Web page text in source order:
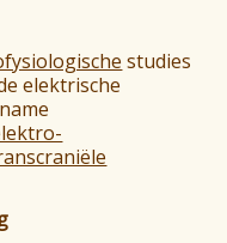
studies
elektrische